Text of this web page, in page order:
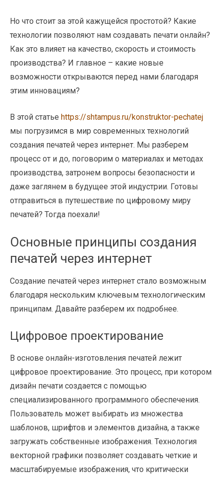
Но что стоит за этой кажущейся простотой? Какие
технологии позволяют нам создавать печати онлайн?
Как это влияет на качество, скорость и стоимость
производства? И главное – какие новые
возможности открываются перед нами благодаря
этим инновациям?
В этой статье https://shtampus.ru/konstruktor-pechatej
мы погрузимся в мир современных технологий
создания печатей через интернет. Мы разберем
процесс от и до, поговорим о материалах и методах
производства, затронем вопросы безопасности и
даже заглянем в будущее этой индустрии. Готовы
отправиться в путешествие по цифровому миру
печатей? Тогда поехали!
Основные принципы создания
печатей через интернет
Создание печатей через интернет стало возможным
благодаря нескольким ключевым технологическим
принципам. Давайте разберем их подробнее.
Цифровое проектирование
В основе онлайн-изготовления печатей лежит
цифровое проектирование. Это процесс, при котором
дизайн печати создается с помощью
специализированного программного обеспечения.
Пользователь может выбирать из множества
шаблонов, шрифтов и элементов дизайна, а также
загружать собственные изображения. Технология
векторной графики позволяет создавать четкие и
масштабируемые изображения, что критически